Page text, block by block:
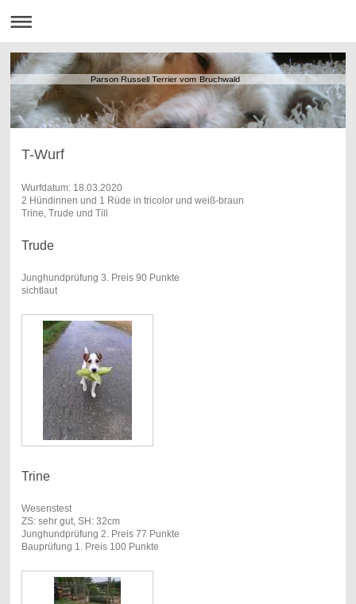
Parson Russell Terrier vom Bruchwald
T-Wurf
Wurfdatum: 18.03.2020
2 Hündinnen und 1 Rüde in tricolor und weiß-braun
Trine, Trude und Till
Trude
Junghundprüfung 3. Preis 90 Punkte
sichtlaut
Trine
Wesenstest
ZS: sehr gut, SH: 32cm
Junghundprüfung 2. Preis 77 Punkte
Bauprüfung 1. Preis 100 Punkte